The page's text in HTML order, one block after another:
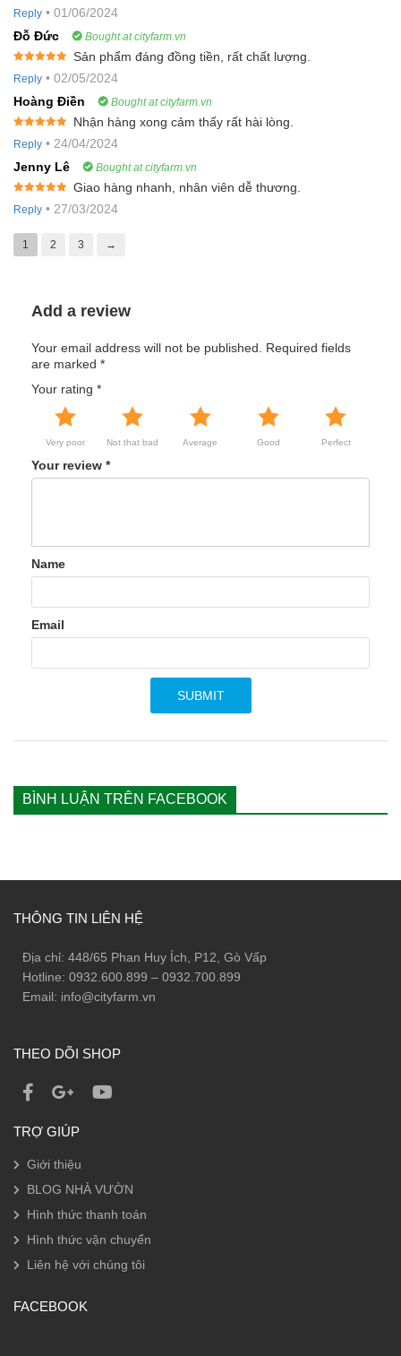
of 5
Reply • 01/06/2024
Đỗ Đức
Bought at cityfarm.vn
of 5
Sản phẩm đáng đồng tiền, rất chất lượng.
Reply • 02/05/2024
Hoàng Điền
Bought at cityfarm.vn
of 5
Nhận hàng xong cảm thấy rất hài lòng.
Reply • 24/04/2024
Jenny Lê
Bought at cityfarm.vn
of 5
Giao hàng nhanh, nhân viên dễ thương.
Reply • 27/03/2024
1 2 3 →
Add a review
Your email address will not be published.
Required fields
are marked *
Your rating *
Very poor Not that bad Average Good Perfect
Your review *
Name
Email
BÌNH LUẬN TRÊN FACEBOOK
THÔNG TIN LIÊN HỆ
Địa chỉ: 448/65 Phan Huy Ích, P12, Gò Vấp
Hotline: 0932.600.899 – 0932.700.899
Email: info@cityfarm.vn
THEO DÕI SHOP
TRỢ GIÚP
Giới thiệu
BLOG NHÀ VƯỜN
Hình thức thanh toán
Hình thức vận chuyển
Liên hệ với chúng tôi
FACEBOOK